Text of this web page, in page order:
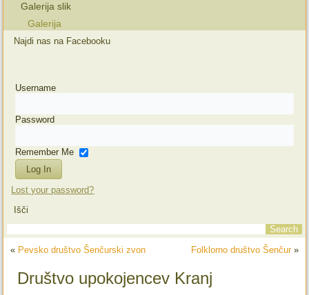
Galerija slik
Galerija
Najdi nas na Facebooku
Username
Password
Remember Me
Lost your password?
Išči
« Pevsko društvo Šenčurski zvon Folklorno društvo Šenčur»
Društvo upokojencev Kranj